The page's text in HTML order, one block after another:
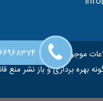
موجود در این سایت متعلق
بهره برداری و باز نشر منع